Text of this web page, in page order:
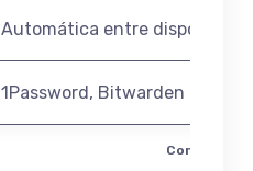
Automática entre dispositivos
1Password, Bitwarden